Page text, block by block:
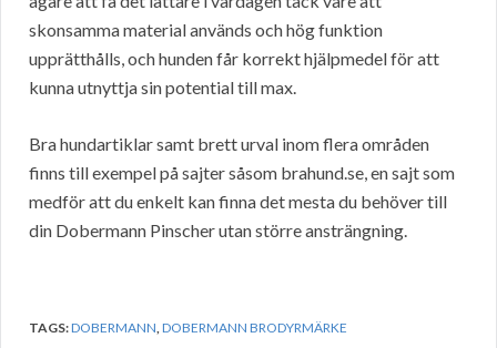
skonsamma material används och hög funktion
upprätthålls, och hunden får korrekt hjälpmedel för att
kunna utnyttja sin potential till max.
Bra hundartiklar samt brett urval inom flera områden
finns till exempel på sajter såsom brahund.se, en sajt som
medför att du enkelt kan finna det mesta du behöver till
din Dobermann Pinscher utan större ansträngning.
TAGS:DOBERMANN,DOBERMANN BRODYRMÄRKE